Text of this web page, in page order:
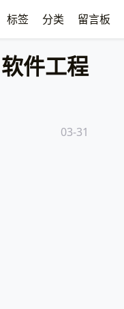
标签 分类 留言板
软件工程
03-31